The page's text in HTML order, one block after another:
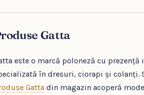
Gatta
este o marcă poloneză cu prezență
în dresuri, ciorapi și colanți.
Gatta din magazin acoperă